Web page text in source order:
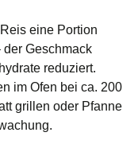
eine Portion
Geschmack
reduziert.
im Ofen bei ca. 200
grillen oder Pfanne